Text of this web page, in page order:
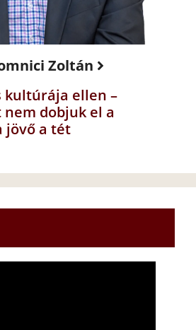
Zoltán
kultúrája ellen –
dobjuk el a
jövő a tét